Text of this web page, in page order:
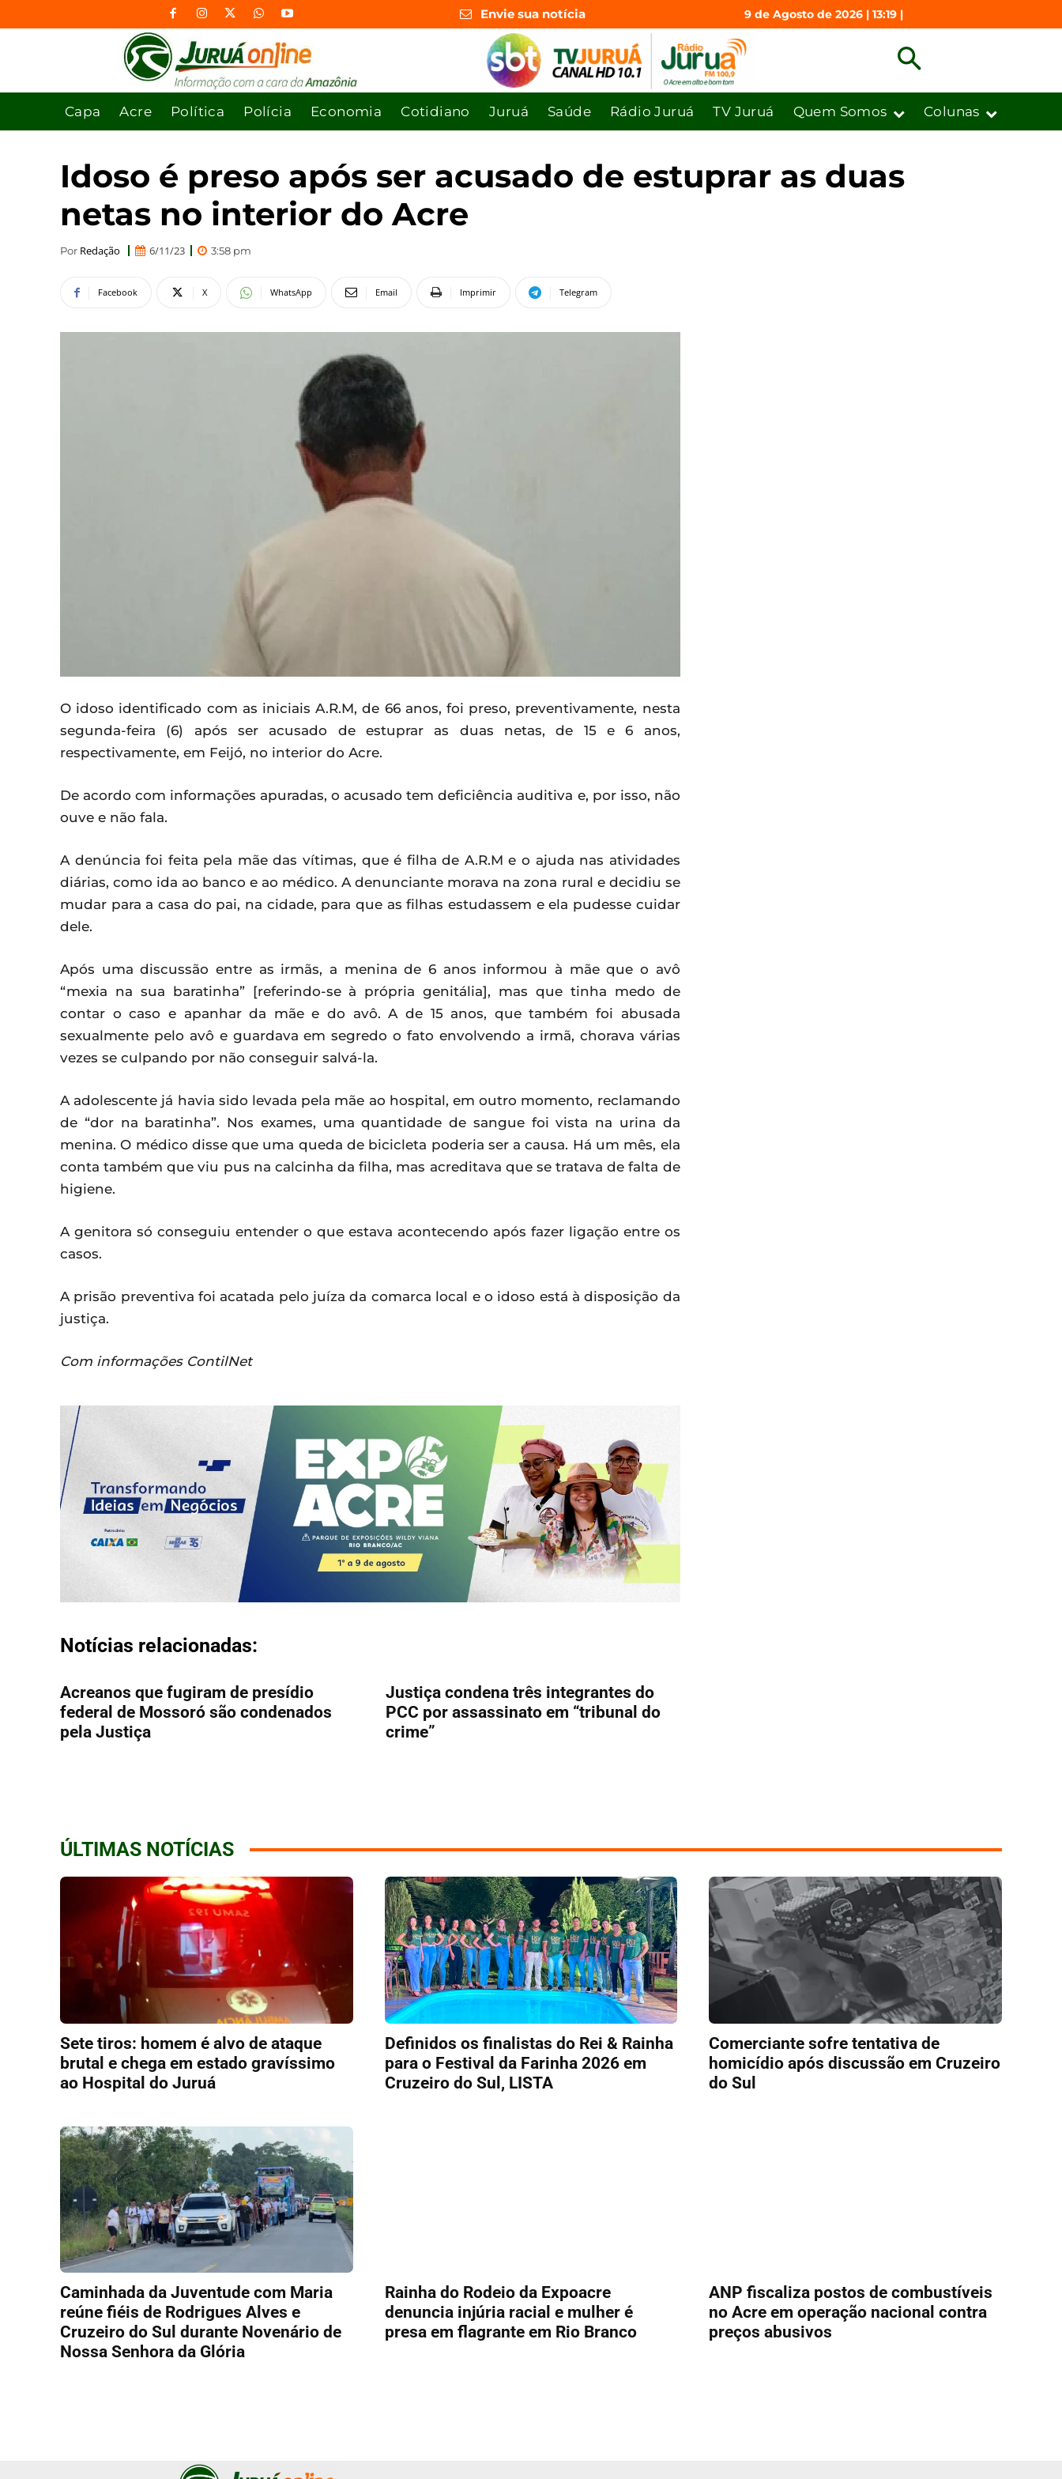
Envie sua notícia 9 de Agosto de 2026 | 13:19 |
Capa Acre Política Polícia Economia Cotidiano Juruá Saúde Rádio Juruá TV Juruá Quem Somos Colunas
Idoso é preso após ser acusado de estuprar as duas
netas no interior do Acre
Por Redação 6/11/23 3:58 pm
Facebook X WhatsApp Email Imprimir Telegram
O idoso identificado com as iniciais A.R.M, de 66 anos, foi preso, preventivamente, nesta
segunda-feira (6) após ser acusado de estuprar as duas netas, de 15 e 6 anos,
respectivamente, em Feijó, no interior do Acre.
De acordo com informações apuradas, o acusado tem deficiência auditiva e, por isso, não
ouve e não fala.
A denúncia foi feita pela mãe das vítimas, que é filha de A.R.M e o ajuda nas atividades
diárias, como ida ao banco e ao médico. A denunciante morava na zona rural e decidiu se
mudar para a casa do pai, na cidade, para que as filhas estudassem e ela pudesse cuidar
dele.
Após uma discussão entre as irmãs, a menina de 6 anos informou à mãe que o avô
“mexia na sua baratinha” [referindo-se à própria genitália], mas que tinha medo de
contar o caso e apanhar da mãe e do avô. A de 15 anos, que também foi abusada
sexualmente pelo avô e guardava em segredo o fato envolvendo a irmã, chorava várias
vezes se culpando por não conseguir salvá-la.
A adolescente já havia sido levada pela mãe ao hospital, em outro momento, reclamando
de “dor na baratinha”. Nos exames, uma quantidade de sangue foi vista na urina da
menina. O médico disse que uma queda de bicicleta poderia ser a causa. Há um mês, ela
conta também que viu pus na calcinha da filha, mas acreditava que se tratava de falta de
higiene.
A genitora só conseguiu entender o que estava acontecendo após fazer ligação entre os
casos.
A prisão preventiva foi acatada pelo juíza da comarca local e o idoso está à disposição da
justiça.
Com informações ContilNet
Notícias relacionadas:
Acreanos que fugiram de presídio
federal de Mossoró são condenados
pela Justiça
Justiça condena três integrantes do
PCC por assassinato em “tribunal do
crime”
ÚLTIMAS NOTÍCIAS
Sete tiros: homem é alvo de ataque
brutal e chega em estado gravíssimo
ao Hospital do Juruá
Definidos os finalistas do Rei & Rainha
para o Festival da Farinha 2026 em
Cruzeiro do Sul, LISTA
Comerciante sofre tentativa de
homicídio após discussão em Cruzeiro
do Sul
Caminhada da Juventude com Maria
reúne fiéis de Rodrigues Alves e
Cruzeiro do Sul durante Novenário de
Nossa Senhora da Glória
Rainha do Rodeio da Expoacre
denuncia injúria racial e mulher é
presa em flagrante em Rio Branco
ANP fiscaliza postos de combustíveis
no Acre em operação nacional contra
preços abusivos